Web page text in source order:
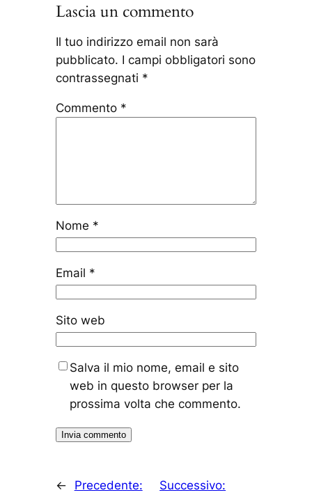
Lascia un commento
Il tuo indirizzo email non sarà
pubblicato. I campi obbligatori sono
contrassegnati *
Commento *
Nome *
Email *
Sito web
Salva il mio nome, email e sito
web in questo browser per la
prossima volta che commento.
←
Precedente:
Successivo: